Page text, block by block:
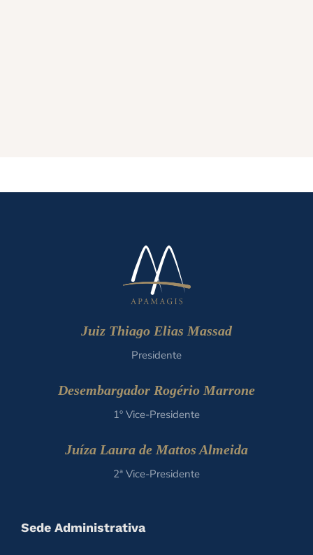
Juiz Thiago Elias Massad
Presidente
Desembargador Rogério Marrone
1º Vice-Presidente
Juíza Laura de Mattos Almeida
2ª Vice-Presidente
Sede Administrativa